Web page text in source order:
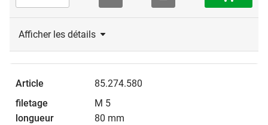
Afficher les détails
85.274.580
M 5
80 mm